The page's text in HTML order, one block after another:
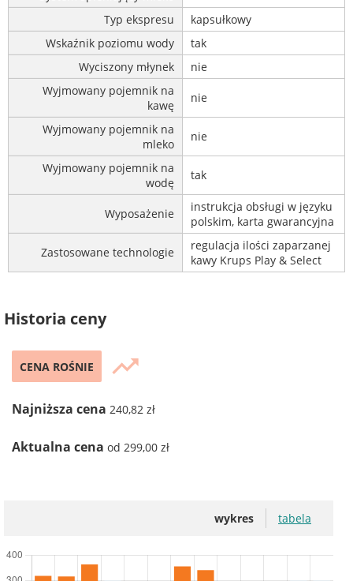
Typ ekspresu
kapsułkowy
Wskaźnik poziomu wody
tak
Wyciszony młynek
nie
Wyjmowany pojemnik na
kawę
nie
Wyjmowany pojemnik na
mleko
nie
Wyjmowany pojemnik na
wodę
tak
Wyposażenie
instrukcja obsługi w języku
polskim, karta gwarancyjna
Zastosowane technologie
regulacja ilości zaparzanej
kawy Krups Play & Select
Historia ceny
CENA ROŚNIE trending_up
Najniższa cena 240,82 zł
Aktualna cena od 299,00 zł
wykres tabela